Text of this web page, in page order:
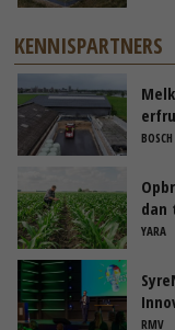
KENNISPARTNERS
dan
YARA
RMV